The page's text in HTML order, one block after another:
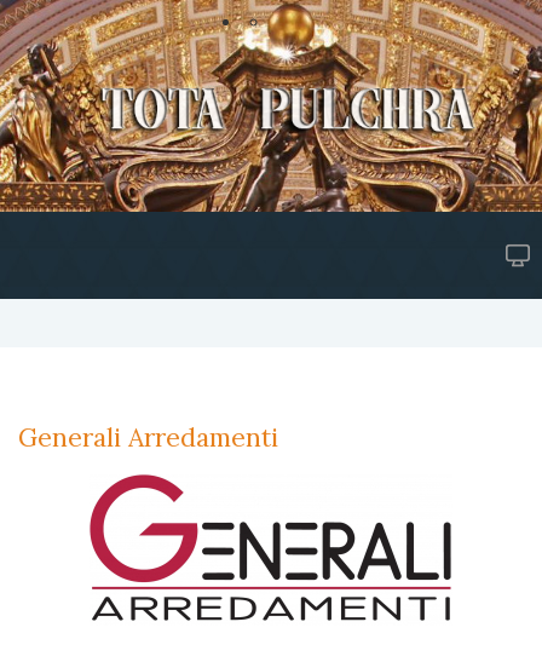
Generali Arredamenti